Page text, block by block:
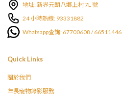
地址: 新界元朗八鄉上村 7L 號
24 小時熱線: 93331882
Whatsapp查詢: 67700608 / 66511446
Quick Links
關於我們
年長寵物錄影服務